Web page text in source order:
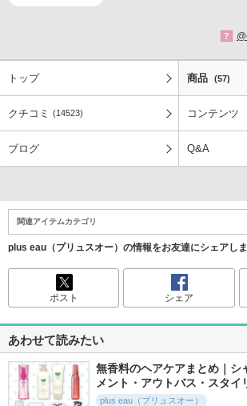
?
トップ 商品 (57)
クチコミ (14523) コンテンツ
ブログ Q&A
関連アイテムカテゴリ
plus eau（プリュスオー）の情報をお友達にシェアし
ポスト シェア
あわせて読みたい
無香料のヘアケアまとめ｜シ
メント・アウトバス・スタイ
plus eau（プリュスオー）